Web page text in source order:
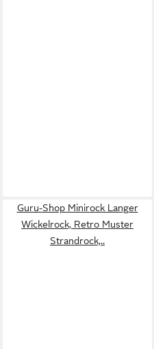
Guru-Shop Minirock Langer
Wickelrock, Retro Muster
Strandrock,..